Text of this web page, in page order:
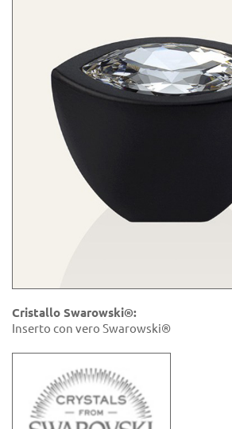
Cristallo Swarowski®:
Inserto con vero Swarowski®